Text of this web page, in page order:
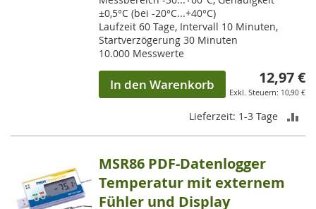
±0,5°C (bei -20°C...+40°C)
Laufzeit 60 Tage, Intervall 10 Minuten,
Startverzögerung 30 Minuten
10.000 Messwerte
12,97 €
10,90 €
In den Warenkorb
Lieferzeit: 1-3 Tage
MSR86 PDF-Datenlogger
Temperatur mit externem
Fühler und Display